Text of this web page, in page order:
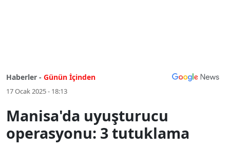
Haberler - Günün İçinden
17 Ocak 2025 - 18:13
Manisa'da uyuşturucu
operasyonu: 3 tutuklama